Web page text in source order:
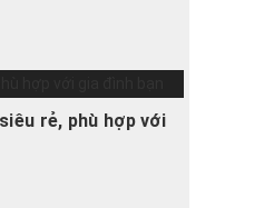
rẻ, phù hợp với